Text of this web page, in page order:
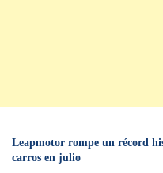
Leapmotor rompe un récord
carros en julio